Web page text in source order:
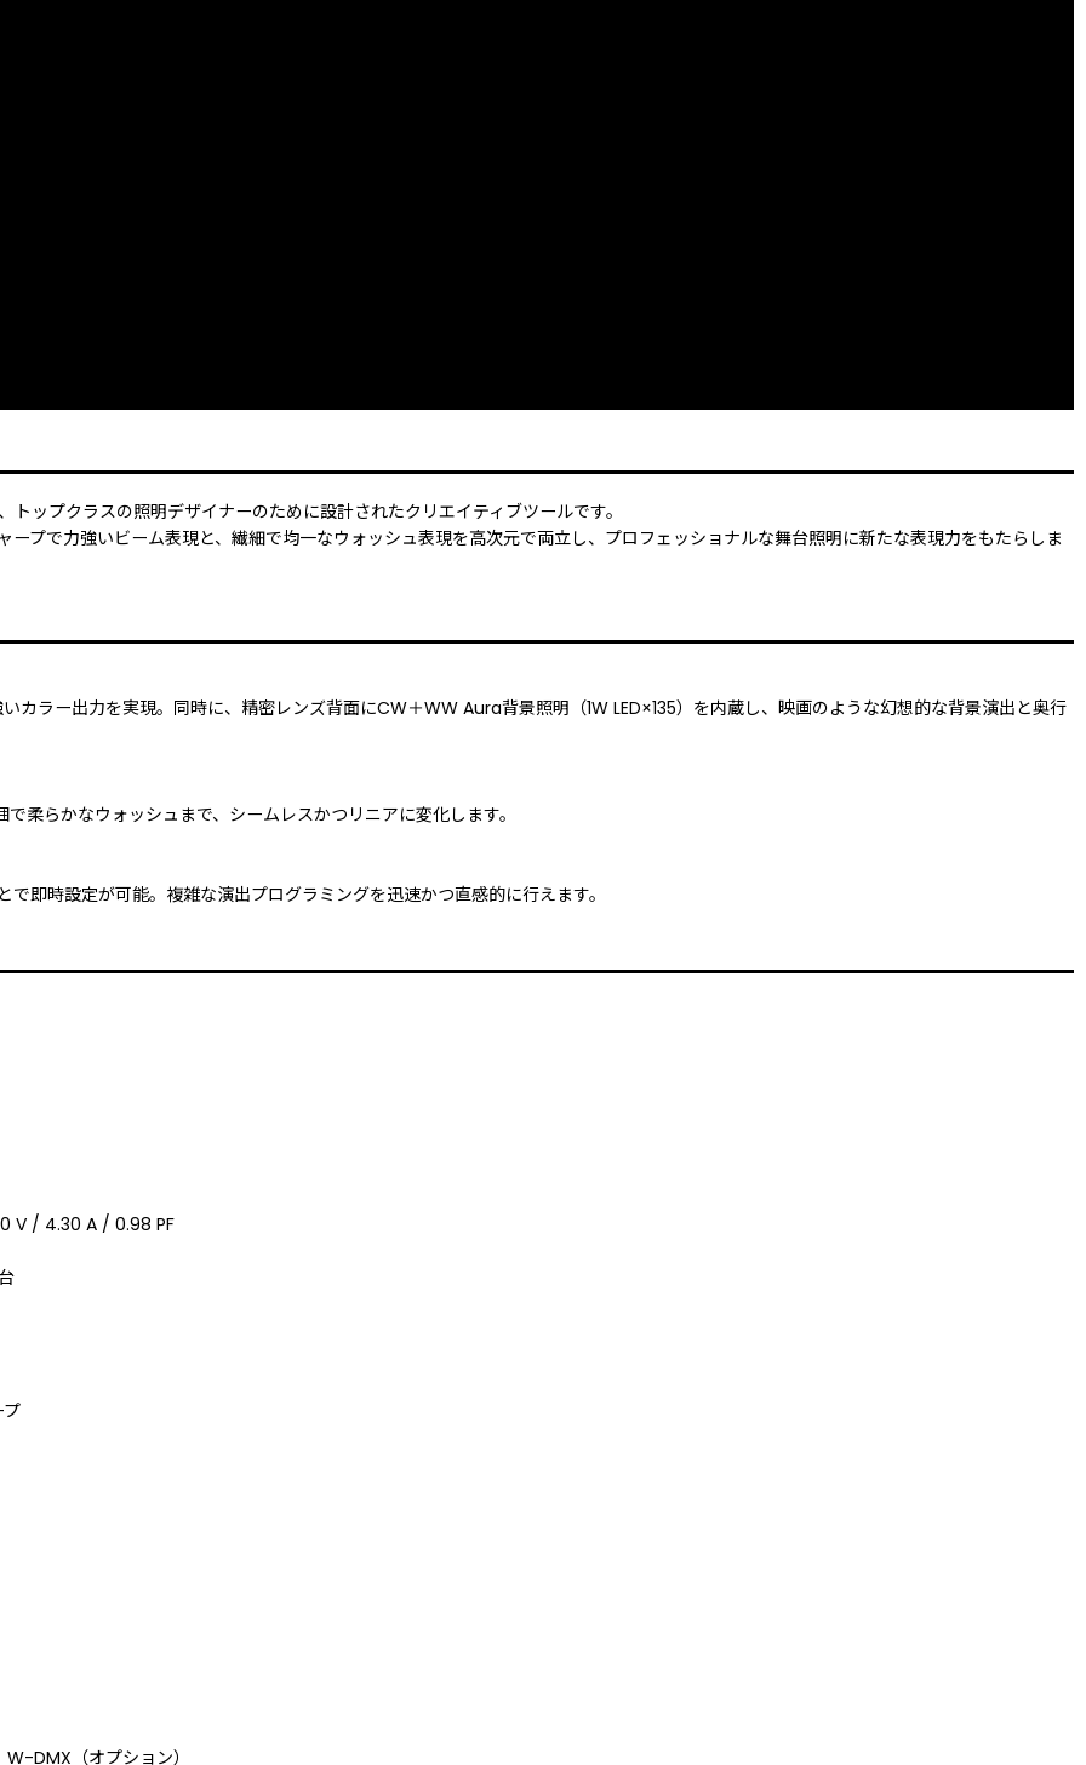
ップクラスの照明デザイナーのために設計されたクリエイティブツールです。
プで力強いビーム表現と、繊細で均一なウォッシュ表現を高次元で両立し、プロフェッショナルな舞台照明に新たな表現力をもたらしま
カラー出力を実現。同時に、精密レンズ背面にCW＋WW Aura背景照明（1W LED×135）を内蔵し、映画のような幻想的な背景演出と奥行
柔らかなウォッシュまで、シームレスかつリニアに変化します。
即時設定が可能。複雑な演出プログラミングを迅速かつ直感的に行えます。
V / 4.30 A / 0.98 PF
DMX（オプション）